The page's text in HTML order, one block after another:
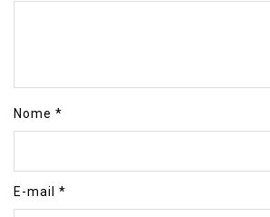
Nome *
E-mail *